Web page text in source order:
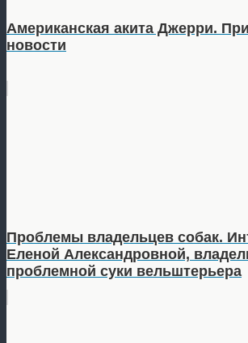
Американская акита Джерри.
новости
Проблемы владельцев собак.
Еленой Александровной,
проблемной суки вельштерьера